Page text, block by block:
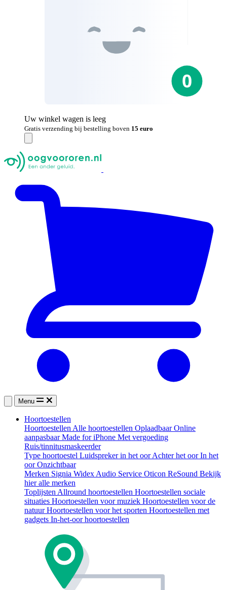
Uw winkel wagen is leeg
Gratis verzending bij bestelling boven 15 euro
Menu
Hoortoestellen
Hoortoestellen Alle hoortoestellen OplaadbaarOnline
aanpasbaarMade for iPhone Met vergoeding
Ruis/tinnitusmaskeerder
Type hoortoestel Luidspreker in het oorAchter het oorIn het
oorOnzichtbaar
Merken Signia Widex Audio Service Oticon ReSound Bekijk
hier alle merken
Toplijsten Allround hoortoestellen Hoortoestellen sociale
situaties Hoortoestellen voor muziek Hoortoestellen voor de
natuurHoortoestellen voor het sporten Hoortoestellen met
gadgets In-het-oor hoortoestellen